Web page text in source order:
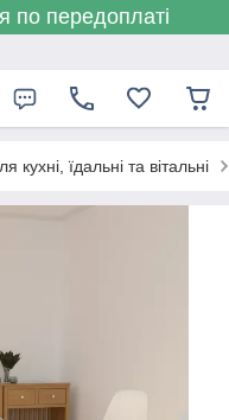
по передоплаті
кухні, їдальні та вітальні